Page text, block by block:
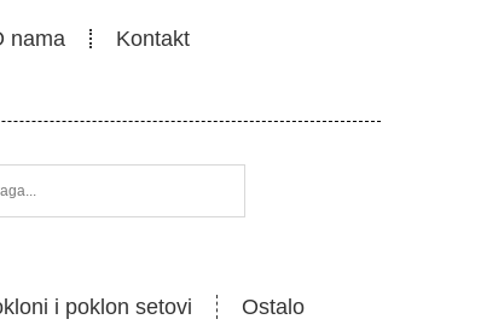
nama Kontakt
i poklon setovi Ostalo